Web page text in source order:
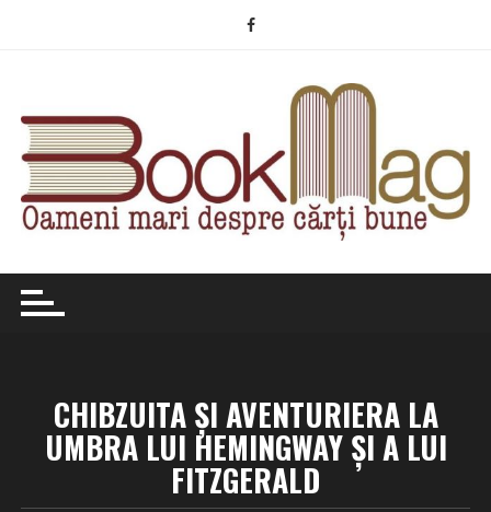
CHIBZUITA ȘI AVENTURIERA LA
UMBRA LUI HEMINGWAY ȘI A LUI
FITZGERALD